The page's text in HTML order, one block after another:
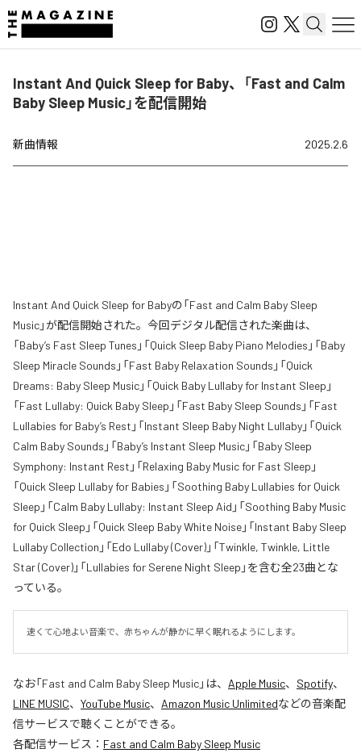
Instant And Quick Sleep for Baby、「Fast and Calm
Baby Sleep Music」を配信開始
新曲情報 2025.2.6
Instant And Quick Sleep for Babyの「Fast and Calm Baby Sleep
Music」が配信開始された。今回デジタル配信された楽曲は、
「Baby’s Fast Sleep Tunes」「Quick Sleep Baby Piano Melodies」「Baby
Sleep Miracle Sounds」「Fast Baby Relaxation Sounds」「Quick
Dreams: Baby Sleep Music」「Quick Baby Lullaby for Instant Sleep」
「Fast Lullaby: Quick Baby Sleep」「Fast Baby Sleep Sounds」「Fast
Lullabies for Baby’s Rest」「Instant Sleep Baby Night Lullaby」「Quick
Calm Baby Sounds」「Baby’s Instant Sleep Music」「Baby Sleep
Symphony: Instant Rest」「Relaxing Baby Music for Fast Sleep」
「Quick Sleep Lullaby for Babies」「Soothing Baby Lullabies for Quick
Sleep」「Calm Baby Lullaby: Instant Sleep Aid」「Soothing Baby Music
for Quick Sleep」「Quick Sleep Baby White Noise」「Instant Baby Sleep
Lullaby Collection」「Edo Lullaby (Cover)」「Twinkle, Twinkle, Little
Star (Cover)」「Lullabies for Serene Night Sleep」を含む全23曲とな
っている。
速くて心地よい音楽で、赤ちゃんが静かに早く眠れるようにします。
なお「Fast and Calm Baby Sleep Music」は、 Apple Music、 Spotify、
LINE MUSIC、 YouTube Music、 Amazon Music Unlimitedなどの音楽配
信サービスで聴くことができる。
各配信サービス： Fast and Calm Baby Sleep Music